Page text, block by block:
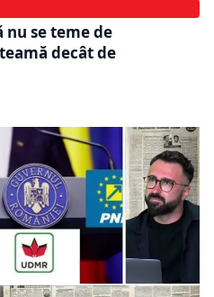
nu se teme de
decât de